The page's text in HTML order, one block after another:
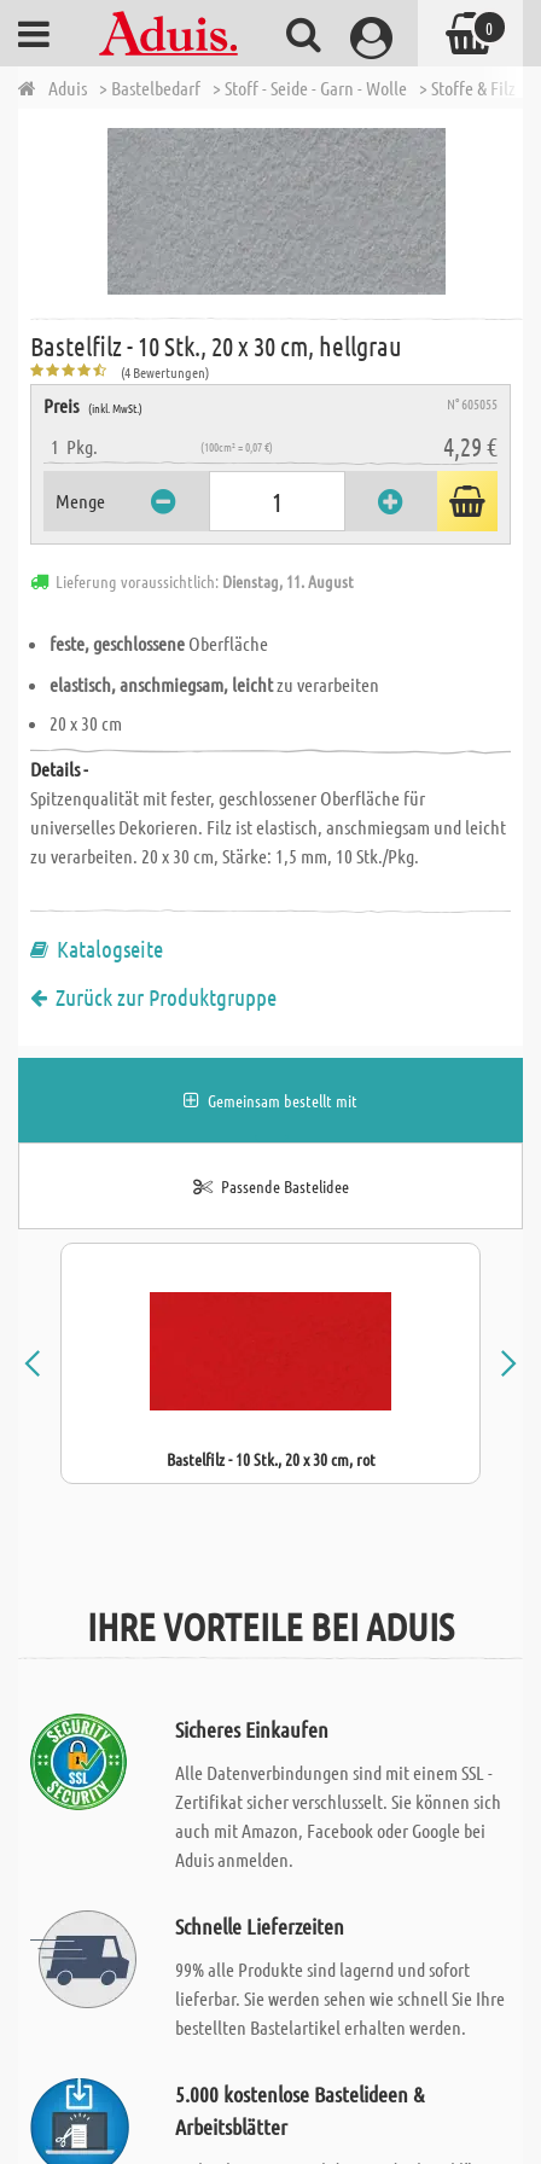
Aduis > Bastelbedarf > Stoff - Seide - Garn - Wolle > Stoffe & Filz
Bastelfilz - 10 Stk., 20 x 30 cm, hellgrau
(4 Bewertungen)
Preis (inkl. MwSt.) N° 605055
1 Pkg. (100cm² = 0,07 €) 4,29 €
Menge
Lieferung voraussichtlich: Dienstag, 11. August
feste, geschlossene Oberfläche
elastisch, anschmiegsam, leichtzu verarbeiten
20 x 30 cm
Details -
Spitzenqualität mit fester, geschlossener Oberfläche für
universelles Dekorieren. Filz ist elastisch, anschmiegsam und leicht
zu verarbeiten. 20 x 30 cm, Stärke: 1,5 mm, 10 Stk./Pkg.
Katalogseite
Zurück zur Produktgruppe
Gemeinsam bestellt mit
Passende Bastelidee
Bastelfilz - 10 Stk., 20 x 30 cm, rot
IHRE VORTEILE BEI ADUIS
Sicheres Einkaufen
Alle Datenverbindungen sind mit einem SSL -
Zertifikat sicher verschlusselt. Sie können sich
auch mit Amazon, Facebook oder Google bei
Aduis anmelden.
Schnelle Lieferzeiten
99% alle Produkte sind lagernd und sofort
lieferbar. Sie werden sehen wie schnell Sie Ihre
bestellten Bastelartikel erhalten werden.
5.000 kostenlose Bastelideen &
Arbeitsblätter
0